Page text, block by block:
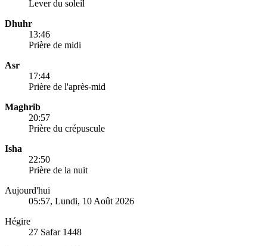
Lever du soleil
Dhuhr
13:46
Prière de midi
Asr
17:44
Prière de l'après-mid
Maghrib
20:57
Prière du crépuscule
Isha
22:50
Prière de la nuit
Aujourd'hui
05:57, Lundi, 10 Août 2026
Hégire
27 Safar 1448